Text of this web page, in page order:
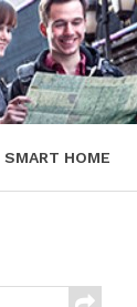
SMART HOME